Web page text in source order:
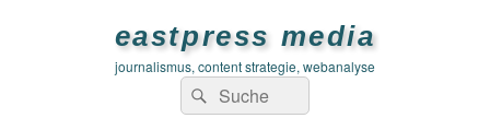
eastpress media
journalismus, content strategie, webanalyse
Search
for:
Search